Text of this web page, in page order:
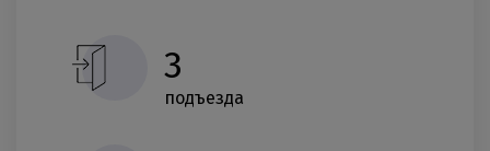
3
подъезда